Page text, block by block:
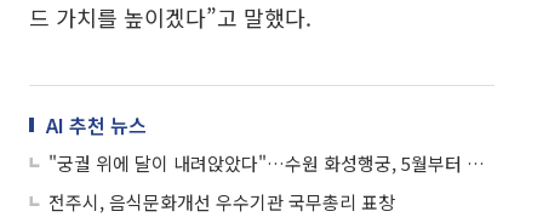
드 가치를 높이겠다”고 말했다.
AI 추천 뉴스
"궁궐 위에 달이 내려앉았다"…수원 화성행궁, 5월부터 밤 9시 반까지 문 연다
전주시, 음식문화개선 우수기관 국무총리 표창